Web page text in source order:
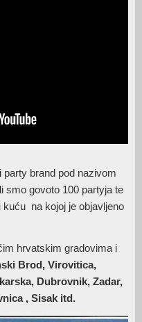
brand pod nazivom
smo govoto 100 partyja te
na kojoj je objavljeno
hrvatskim gradovima i
Brod, Virovitica,
Dubrovnik, Zadar,
, Sisak itd.